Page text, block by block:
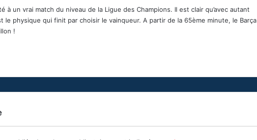
à un vrai match du niveau de la Ligue des Champions. Il est clair qu’avec autant
le physique qui finit par choisir le vainqueur. A partir de la 65ème minute, le Barça
!